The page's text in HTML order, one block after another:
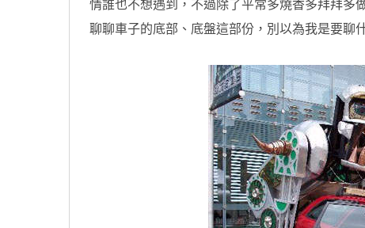
情誰也不想遇到，不過除了平常多燒香多拜拜多
聊聊車子的底部、底盤這部份，別以為我是要聊